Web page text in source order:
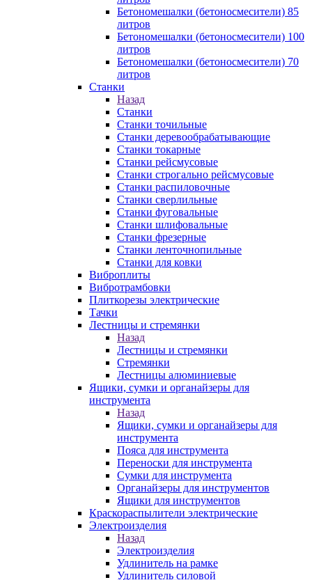
Бетономешалки (бетоносмесители) 85
литров
Бетономешалки (бетоносмесители) 100
литров
Бетономешалки (бетоносмесители) 70
литров
Станки
Назад
Станки
Станки точильные
Станки деревообрабатывающие
Станки токарные
Станки рейсмусовые
Станки строгально рейсмусовые
Станки распиловочные
Станки сверлильные
Станки фуговальные
Станки шлифовальные
Станки фрезерные
Станки ленточнопильные
Станки для ковки
Виброплиты
Вибротрамбовки
Плиткорезы электрические
Тачки
Лестницы и стремянки
Назад
Лестницы и стремянки
Стремянки
Лестницы алюминиевые
Ящики, сумки и органайзеры для
инструмента
Назад
Ящики, сумки и органайзеры для
инструмента
Пояса для инструмента
Переноски для инструмента
Сумки для инструмента
Органайзеры для инструментов
Ящики для инструментов
Краскораспылители электрические
Электроизделия
Назад
Электроизделия
Удлинитель на рамке
Удлинитель силовой